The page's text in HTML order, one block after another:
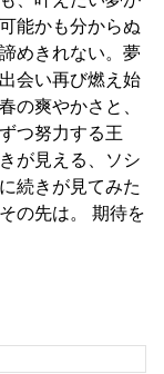
能かも分からぬ
めきれない。夢
会い再び燃え始
の爽やかさと、
つ努力する王
が見える、ソシ
続きが見てみた
の先は。 期待を